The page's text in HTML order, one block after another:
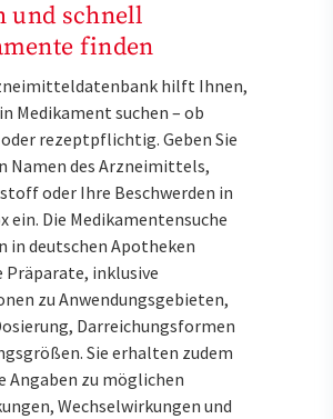
und schnell
finden
hilft Ihnen,
Medikament suchen – ob
rezeptpflichtig. Geben Sie
Namen des Arzneimittels,
oder Ihre Beschwerden in
ein. Die Medikamentensuche
in deutschen Apotheken
Präparate, inklusive
zu Anwendungsgebieten,
Darreichungsformen
Sie erhalten zudem
zu möglichen
Wechselwirkungen und